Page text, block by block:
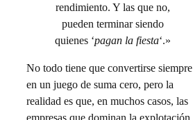
rendimiento. Y las que no,
pueden terminar siendo
quienes ‘pagan la fiesta‘.»
No todo tiene que convertirse siempre
en un juego de suma cero, pero la
realidad es que, en muchos casos, las
empresas que dominan la explotación